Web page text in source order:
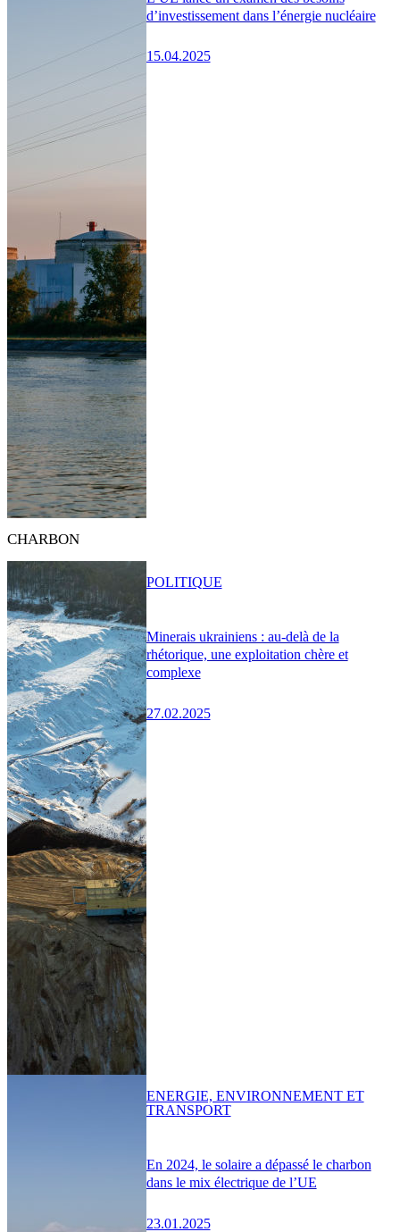
d’investissement dans l’énergie nucléaire
15.04.2025
CHARBON
Minerais ukrainiens : au-delà de la
rhétorique, une exploitation chère et
complexe
27.02.2025
POLITIQUE
En 2024, le solaire a dépassé le charbon
dans le mix électrique de l’UE
23.01.2025
ENERGIE, ENVIRONNEMENT ET
TRANSPORT